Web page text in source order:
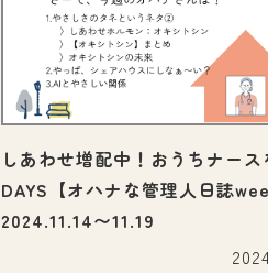
しあわせ増配中！おうちナース
DAYS【オハナな管理人日誌
2024.11.14〜11.19